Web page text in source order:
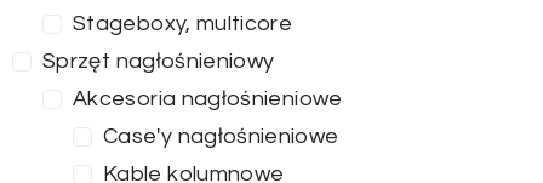
Stageboxy, multicore
Sprzęt nagłośnieniowy
Akcesoria nagłośnieniowe
Case'y nagłośnieniowe
Kable kolumnowe